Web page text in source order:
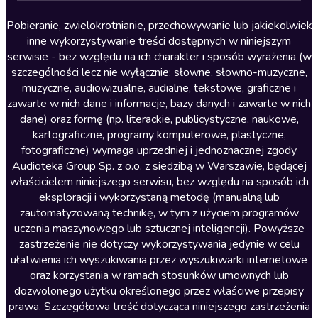
Literatura anglojęzyczna
Literatura faktu
Literatura obyczajowa
Literatura piękna obca
Literatura piękna polska
Nagrania relaksacyjne
Nauka języków
Nauki humanistyczne
Podcasty i audycje
Polityka
Prasa
Religia
Pobieranie, zwielokrotnianie, przechowywanie lub jakiekolwiek
inne wykorzystywanie treści dostępnych w niniejszym
serwisie - bez względu na ich charakter i sposób wyrażenia (w
szczególności lecz nie wyłącznie: słowne, słowno-muzyczne,
muzyczne, audiowizualne, audialne, tekstowe, graficzne i
zawarte w nich dane i informacje, bazy danych i zawarte w nich
dane) oraz formę (np. literackie, publicystyczne, naukowe,
kartograficzne, programy komputerowe, plastyczne,
fotograficzne) wymaga uprzedniej i jednoznacznej zgody
Audioteka Group Sp. z o.o. z siedzibą w Warszawie, będącej
właścicielem niniejszego serwisu, bez względu na sposób ich
eksploracji i wykorzystaną metodę (manualną lub
zautomatyzowaną technikę, w tym z użyciem programów
uczenia maszynowego lub sztucznej inteligencji). Powyższe
zastrzeżenie nie dotyczy wykorzystywania jedynie w celu
ułatwienia ich wyszukiwania przez wyszukiwarki internetowe
oraz korzystania w ramach stosunków umownych lub
dozwolonego użytku określonego przez właściwe przepisy
prawa. Szczegółowa treść dotycząca niniejszego zastrzeżenia